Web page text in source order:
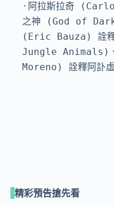
·阿拉斯拉奇
之神 (God of
(Eric Bauza) 詮
Jungle Animals)
Moreno) 詮釋阿訃
精彩預告搶先看